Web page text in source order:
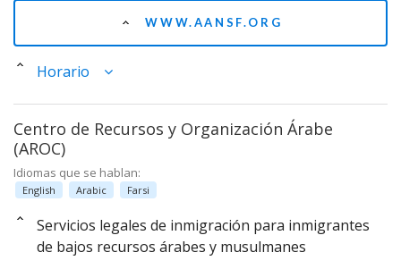
WWW.AANSF.ORG
Horario
Centro de Recursos y Organización Árabe
(AROC)
Idiomas que se hablan:
English Arabic Farsi
Servicios legales de inmigración para inmigrantes
de bajos recursos árabes y musulmanes